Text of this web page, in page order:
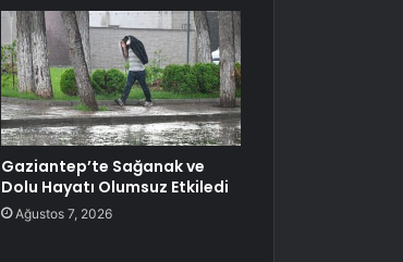
Gaziantep’te Sağanak ve
Dolu Hayatı Olumsuz Etkiledi
Ağustos 7, 2026